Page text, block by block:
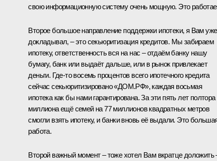
свою информационную систему очень мощную. Это
Второе большое направление поддержки ипотеки, я Вам уже
докладывал, – это секьюритизация кредитов. Мы забираем
ипотеку, ответственность вся на нас – отдаём банку нашу
бумагу, банк или выдаёт дальше, или в рынок привлекает
деньги. Где-то восемь процентов всего ипотечного кредита
сейчас секьюритизировано «ДОМ.РФ», каждая восьмая
ипотека как бы нами гарантирована. За эти пять лет полтора
миллиона ещё семей на 77 миллионов квадратных метров
смогли взять ипотеку, и банки вновь её выдали. Это
работа.
Второй важный момент – тоже хотел Вам вкратце доложить